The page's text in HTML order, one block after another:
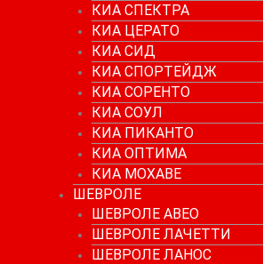
КИА СПЕКТРА
КИА ЦЕРАТО
КИА СИД
КИА СПОРТЕЙДЖ
КИА СОРЕНТО
КИА СОУЛ
КИА ПИКАНТО
КИА ОПТИМА
КИА МОХАВЕ
ШЕВРОЛЕ
ШЕВРОЛЕ АВЕО
ШЕВРОЛЕ ЛАЧЕТТИ
ШЕВРОЛЕ ЛАНОС